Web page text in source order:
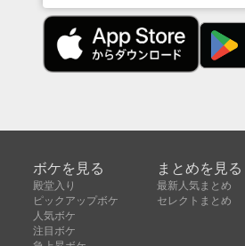
ボケを見る
殿堂入り
ピックアップボケ
人気ボケ
注目ボケ
まとめを見る
最新人気まとめ
セレクトまとめ